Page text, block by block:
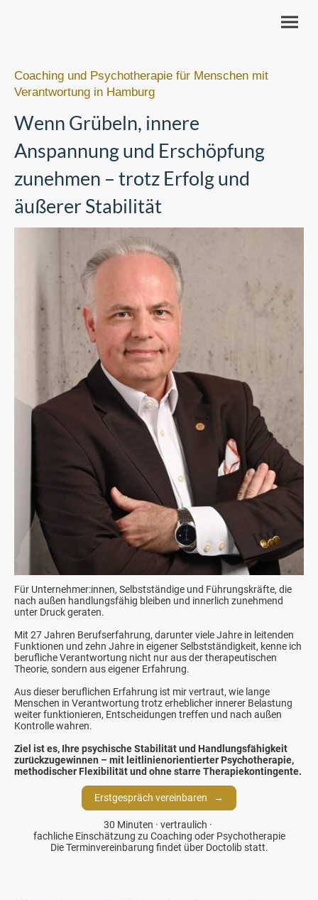
Coaching und Psychotherapie für Menschen mit
Verantwortung in Hamburg
Wenn Grübeln, innere
Anspannung und Erschöpfung
zunehmen – trotz Erfolg und
äußerer Stabilität
Für Unternehmer:innen, Selbstständige und Führungskräfte, die
nach außen handlungsfähig bleiben und innerlich zunehmend
unter Druck geraten.
Mit 27 Jahren Berufserfahrung, darunter viele Jahre in leitenden
Funktionen und zehn Jahre in eigener Selbstständigkeit, kenne ich
berufliche Verantwortung nicht nur aus der therapeutischen
Theorie, sondern aus eigener Erfahrung.
Aus dieser beruflichen Erfahrung ist mir vertraut, wie lange
Menschen in Verantwortung trotz erheblicher innerer Belastung
weiter funktionieren, Entscheidungen treffen und nach außen
Kontrolle wahren.
Ziel ist es, Ihre psychische Stabilität und Handlungsfähigkeit
zurückzugewinnen – mit leitlinienorientierter Psychotherapie,
methodischer Flexibilität und ohne starre Therapiekontingente.
Erstgespräch vereinbaren →
30 Minuten · vertraulich ·
fachliche Einschätzung zu Coaching oder Psychotherapie
Die Terminvereinbarung findet über Doctolib statt.